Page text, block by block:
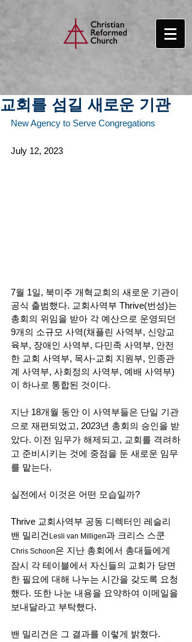
교회를 섬길 새로운 기관
New Agency to Serve Congregations
July 12, 2023
7월 1일, 북미주 개혁교회의 새로운 기관이
공식 출범했다. 교회사역부 Thrive(번성)는
총회의 위임을 받아 각 예산으로 운영되던
9개의 소규모 사역(채플린 사역부, 신앙교
육부, 장애인 사역부, 다민족 사역부, 안전
한 교회 사역부, 목사-교회 지원부, 인종관
계 사역부, 사회정의 사역부, 예배 사역부)
이 하나로 통합된 것이다.
지난 18개월 동안 이 사역부들은 단일 기관
으로 재편되었고, 2023년 총회의 승인을 받
았다. 이전 임무가 해제되고, 교회를 격려하
고 준비시키는 것에 중점을 둔 새로운 임무
를 맡는다.
실전에서 이것은 어떤 모습일까?
Thrive 교회사역부 공동 디렉터인 레슬리
밴 밀리건 Lesli van Milligen과 크리스 스쿤
Chris Schoon은 지난 총회에서 총대들에게
잠시 각 테이블에서 자신들의 교회가 당면
한 필요에 대해 나누는 시간을 갖도록 요청
했다. 또한 나눈 내용을 요약하여 이메일을
보내달라고 부탁했다.
밴 밀리건은 그 결과를 이렇게 밝혔다.